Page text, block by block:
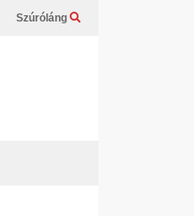
Szúróláng